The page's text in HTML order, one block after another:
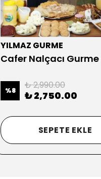
YILMAZ GURME
Cafer Nalçacı
%8 ₺ 2,990.00
₺ 2,750.00
SEPETE EKLE